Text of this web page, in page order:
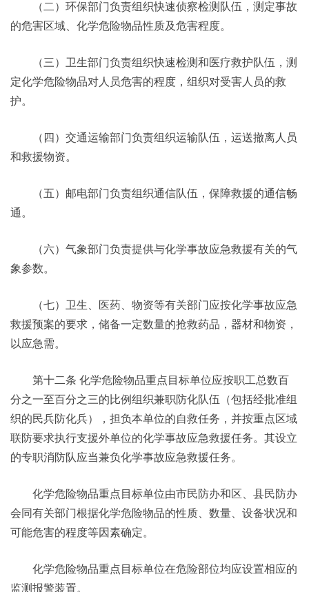
（二）环保部门负责组织快速侦察检测队伍，测定事故
的危害区域、化学危险物品性质及危害程度。
（三）卫生部门负责组织快速检测和医疗救护队伍，测
定化学危险物品对人员危害的程度，组织对受害人员的救
护。
（四）交通运输部门负责组织运输队伍，运送撤离人员
和救援物资。
（五）邮电部门负责组织通信队伍，保障救援的通信畅
通。
（六）气象部门负责提供与化学事故应急救援有关的气
象参数。
（七）卫生、医药、物资等有关部门应按化学事故应急
救援预案的要求，储备一定数量的抢救药品，器材和物资，
以应急需。
第十二条 化学危险物品重点目标单位应按职工总数百
分之一至百分之三的比例组织兼职防化队伍（包括经批准组
织的民兵防化兵），担负本单位的自救任务，并按重点区域
联防要求执行支援外单位的化学事故应急救援任务。其设立
的专职消防队应当兼负化学事故应急救援任务。
化学危险物品重点目标单位由市民防办和区、县民防办
会同有关部门根据化学危险物品的性质、数量、设备状况和
可能危害的程度等因素确定。
化学危险物品重点目标单位在危险部位均应设置相应的
监测报警装置。